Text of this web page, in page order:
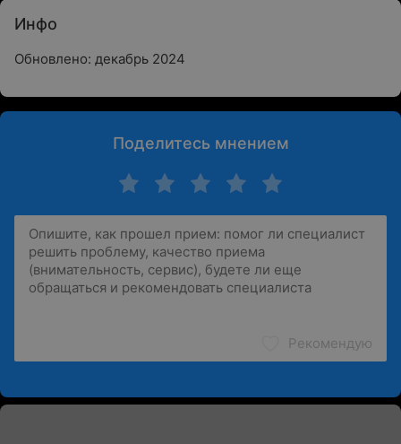
Инфо
Обновлено: декабрь 2024
Поделитесь мнением
Рекомендую